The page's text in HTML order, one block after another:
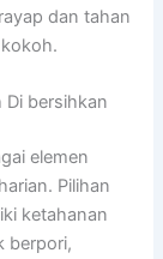
dan tahan
Di bersihkan
elemen
Pilihan
ketahanan
berpori,